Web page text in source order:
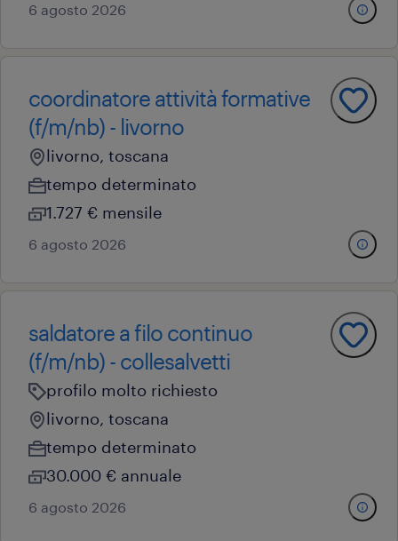
6 agosto 2026
coordinatore attività formative
(f/m/nb) - livorno
livorno, toscana
tempo determinato
1.727 € mensile
6 agosto 2026
saldatore a filo continuo
(f/m/nb) - collesalvetti
profilo molto richiesto
livorno, toscana
tempo determinato
30.000 € annuale
6 agosto 2026